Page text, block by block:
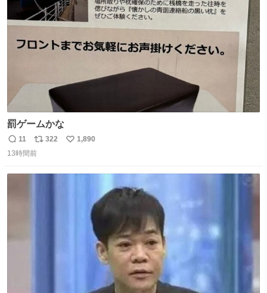
数
罰ゲームかな
返
信
11
リ
ポ
322
い
1,890
13時間前